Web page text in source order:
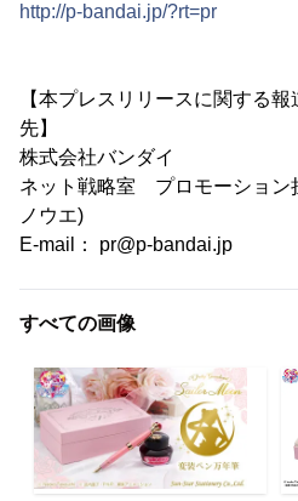
http://p-bandai.jp/?rt=pr
【本プレスリリースに関する
先】
株式会社バンダイ
ネット戦略室 プロモーショ
ノウエ)
E-mail： pr@p-bandai.jp
すべての画像